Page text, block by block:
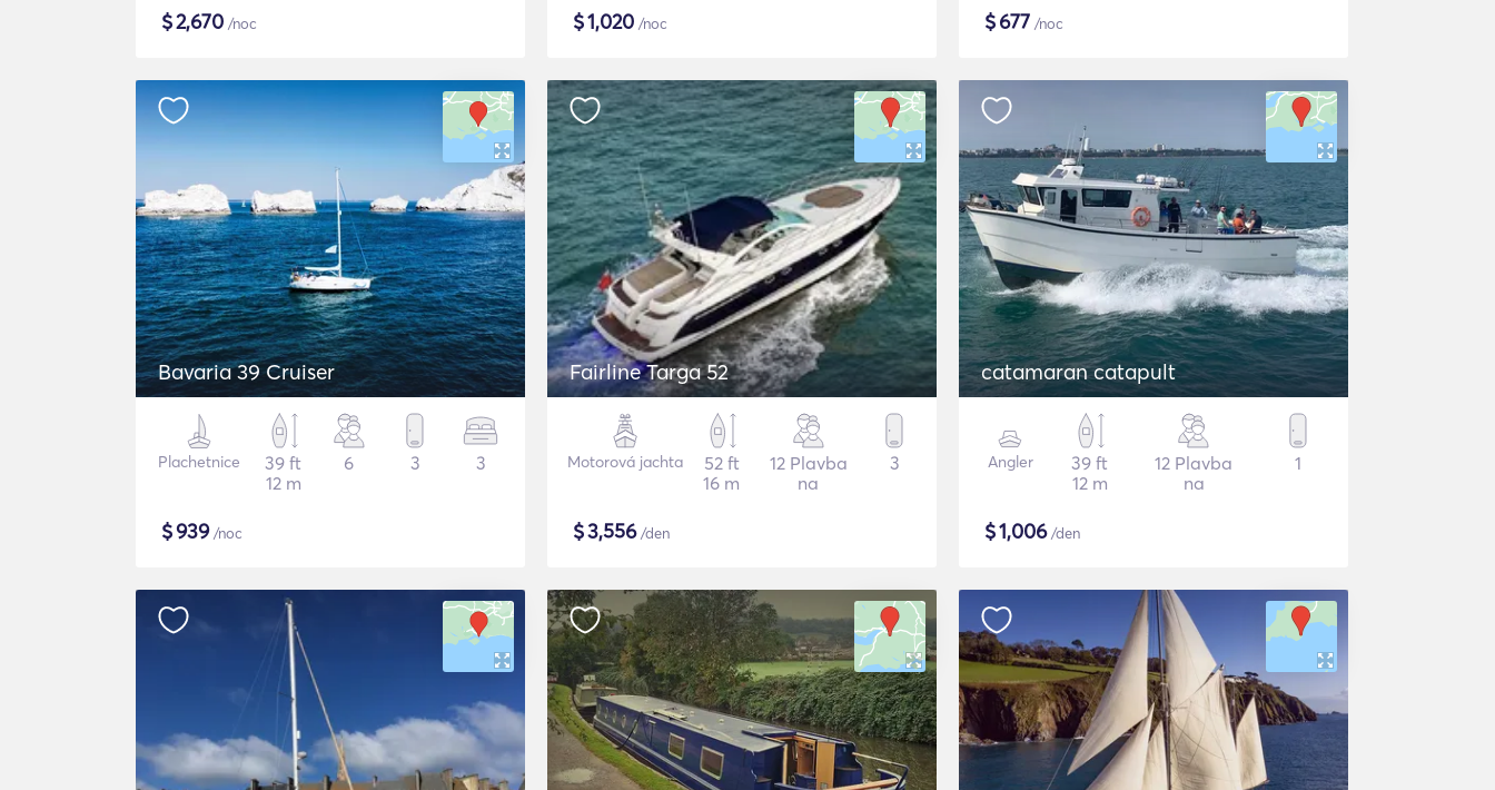
$2,670 /noc $1,020 /noc $677 /noc
Bavaria 39 Cruiser
Plachetnice
39 ft
12 m
6 3 3
$939/noc
Fairline Targa 52
Motorová jachta
52 ft
16 m
12 Plavba
na
3
$3,556/den
catamaran catapult
Angler
39 ft
12 m
12 Plavba
na
1
$1,006/den